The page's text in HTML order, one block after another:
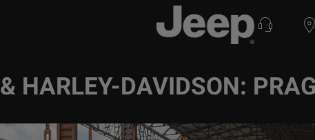
& HARLEY-DAVIDSON: